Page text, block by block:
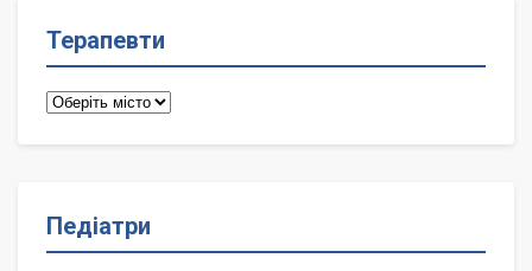
Терапевти
Терапевти
Педіатри